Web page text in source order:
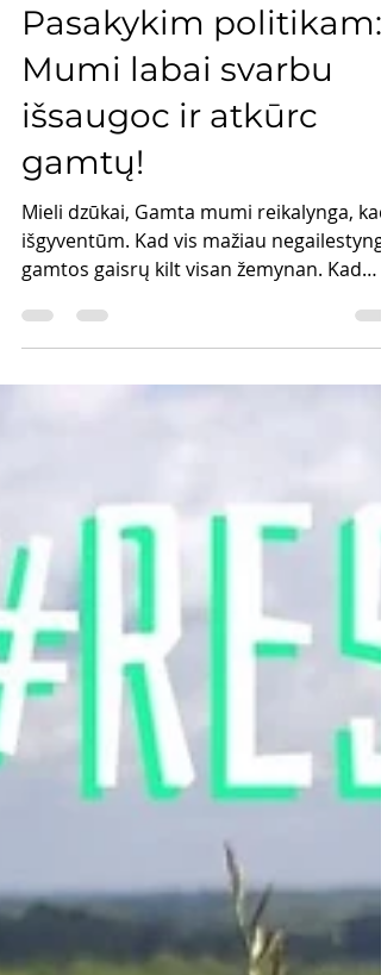
2023-04-13 2 min. skaitymo
Pasakykim politikam:
Mumi labai svarbu
išsaugoc ir atkūrc
gamtų!
Mieli dzūkai, Gamta mumi reikalynga, kad